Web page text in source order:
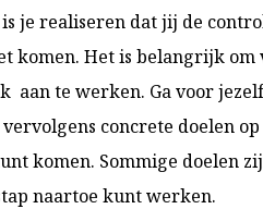
je realiseren dat jij de
komen. Het is belangrijk
aan te werken. Ga voor
concrete doelen
komen. Sommige doelen
naartoe kunt werken.